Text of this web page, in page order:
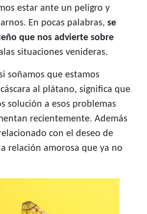
estar ante un peligro y
En pocas palabras, se
que nos advierte sobre
situaciones venideras.
soñamos que estamos
al plátano, significa que
solución a esos problemas
recientemente. Además
con el deseo de
relación amorosa que ya no